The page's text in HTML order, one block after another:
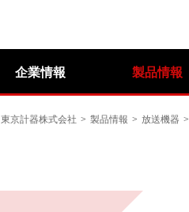
企業情報 製品情報
東京計器株式会社 > 製品情報 > 放送機器 >